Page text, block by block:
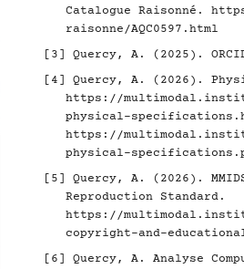
Catalogue Raisonné.
raisonne/AQC0597.html
[3]
Quercy, A. (2025).
[4]
Quercy, A. (2026).
https://
physical-
https://
physical-
[5]
Quercy, A. (2026).
Reproduction Standard.
https://
copyright-and-
[6]
Quercy, A. Analyse